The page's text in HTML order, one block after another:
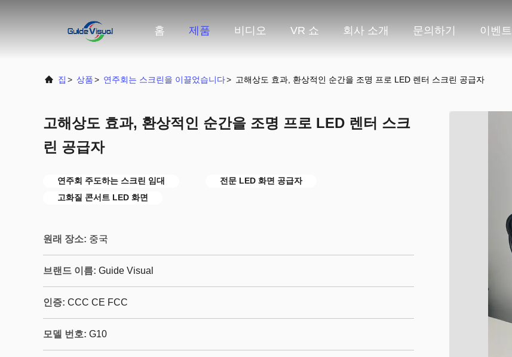
홈 제품 비디오 VR 쇼 회사 소개 문의하기 이벤트
집 > 상품> 연주회는 스크린을 이끌었습니다> 고해상도 효과, 환상적인 순간을 조명 프로 LED 렌터 스크린 공급자
고해상도 효과, 환상적인 순간을 조명 프로 LED 렌터 스크
린 공급자
연주회 주도하는 스크린 임대
전문 LED 화면 공급자
고화질 콘서트 LED 화면
원래 장소: 중국
브랜드 이름: Guide Visual
인증: CCC CE FCC
모델 번호: G10